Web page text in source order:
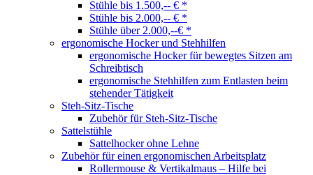
Stühle bis 1.500,-- € *
Stühle bis 2.000,-- € *
Stühle über 2.000,--€ *
ergonomische Hocker und Stehhilfen
ergonomische Hocker für bewegtes Sitzen am
Schreibtisch
ergonomische Stehhilfen zum Entlasten beim
stehender Tätigkeit
Steh-Sitz-Tische
Zubehör für Steh-Sitz-Tische
Sattelstühle
Sattelhocker ohne Lehne
Zubehör für einen ergonomischen Arbeitsplatz
Rollermouse & Vertikalmaus – Hilfe bei